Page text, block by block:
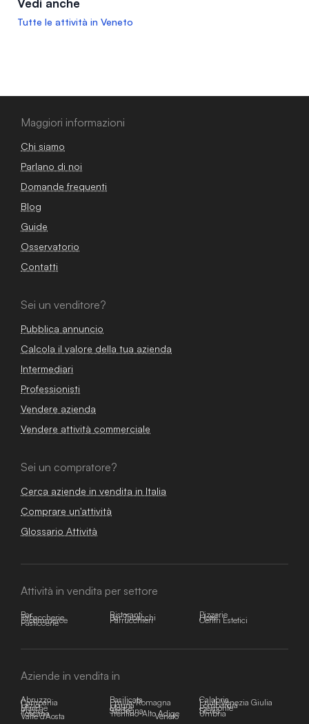
Vedi anche
Tutte le attività in Veneto
Maggiori informazioni
Chi siamo
Parlano di noi
Domande frequenti
Blog
Guide
Osservatorio
Contatti
Sei un venditore?
Pubblica annuncio
Calcola il valore della tua azienda
Intermediari
Professionisti
Vendere azienda
Vendere attività commerciale
Sei un compratore?
Cerca aziende in vendita in Italia
Comprare un'attività
Glossario Attività
Attività in vendita per settore
Bar Ristoranti Pizzerie
Tabaccherie Bar Tabacchi Hotel
E-commerce Parrucchieri Centri Estetici
Pasticcerie
Aziende in vendita in
Abruzzo Basilicata Calabria
Campania Emilia-Romagna Friuli-Venezia Giulia
Lazio Liguria Lombardia
Marche Molise Piemonte
Puglia Sardegna Sicilia
Toscana Trentino-Alto Adige Umbria
Valle d'Aosta Veneto